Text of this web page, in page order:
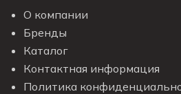
О компании
Бренды
Каталог
Контактная информация
Политика